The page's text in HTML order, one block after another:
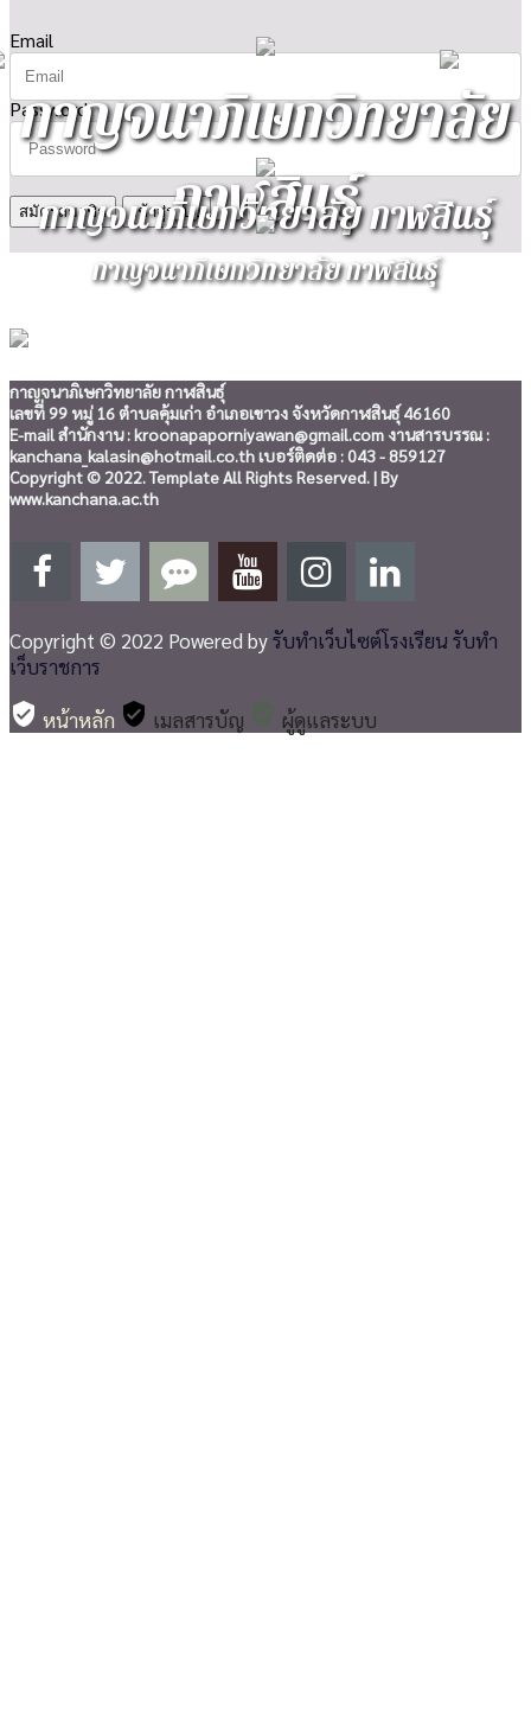
Email
Password
สมัครสมาชิก
กาญจนาภิเษกวิทยาลัย
กาฬสินธุ์
กาญจนาภิเษกวิทยาลัย กาฬสินธุ์
กาญจนาภิเษกวิทยาลัย กาฬสินธุ์
กาญจนาภิเษกวิทยาลัย กาฬสินธุ์
เลขที่ 99 หมู่ 16 ตำบลคุ้มเก่า อำเภอเขาวง จังหวัดกาฬสินธุ์ 46160
E-mail สำนักงาน : kroonapaporniyawan@gmail.com งานสารบรรณ :
kanchana_kalasin@hotmail.co.th เบอร์ติดต่อ : 043 - 859127
Copyright © 2022. Template All Rights Reserved. | By
www.kanchana.ac.th
Copyright © 2022 Powered byรับทำเว็บไซต์โรงเรียน รับทำ
เว็บราชการ
verified_user หน้าหลัก verified_user เมลสารบัญ ผู้ดูแลระบบ